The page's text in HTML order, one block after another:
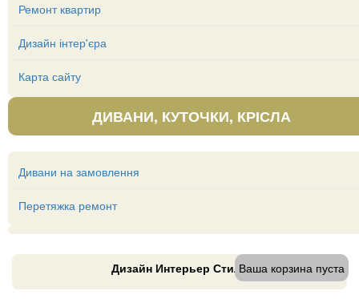
Ремонт квартир
Дизайн інтер'єра
Карта сайту
ДИВАНИ, КУТОЧКИ, КРІСЛА
Дивани на замовлення
Перетяжка ремонт
Ваша корзина пуста
Дизайн Интерьер Стиль